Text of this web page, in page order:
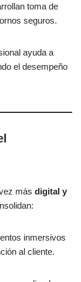
toma de
seguros.
ayuda a
el desempeño
más digital y
inmersivos
al cliente.